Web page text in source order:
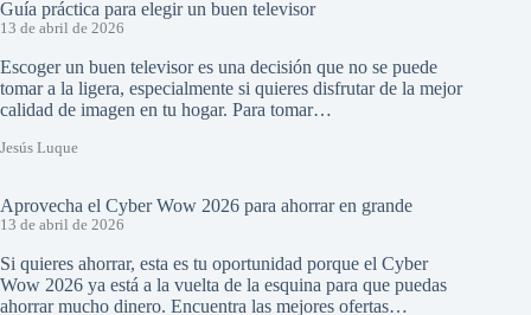
Guía práctica para elegir un buen televisor
13 de abril de 2026
Escoger un buen televisor es una decisión que no se puede
tomar a la ligera, especialmente si quieres disfrutar de la mejor
calidad de imagen en tu hogar. Para tomar…
Jesús Luque
Aprovecha el Cyber Wow 2026 para ahorrar en grande
13 de abril de 2026
Si quieres ahorrar, esta es tu oportunidad porque el Cyber
Wow 2026 ya está a la vuelta de la esquina para que puedas
ahorrar mucho dinero. Encuentra las mejores ofertas…